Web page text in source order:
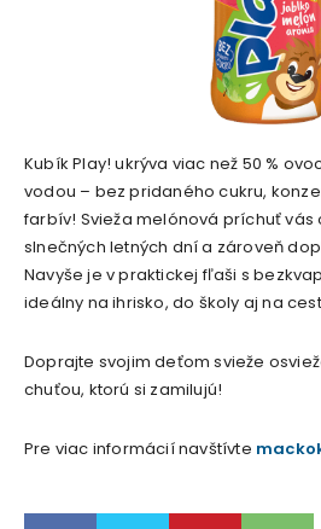
Kubík Play! ukrýva viac než 50 %
vodou – bez pridaného cukru,
farbív! Svieža melónová príchuť
slnečných letných dní a zároveň
Navyše je v praktickej fľaši s
ideálny na ihrisko, do školy aj na
Doprajte svojim deťom svieže
chuťou, ktorú si zamilujú!
Pre viac informácií navštívte